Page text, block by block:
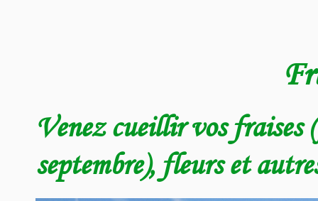
Venez cueillir vos
septembre), fleurs et